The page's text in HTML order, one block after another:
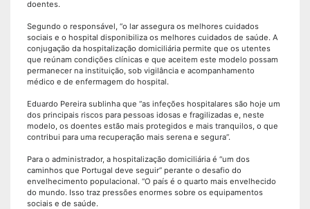
doentes.
Segundo o responsável, “o lar assegura os melhores cuidados
sociais e o hospital disponibiliza os melhores cuidados de saúde. A
conjugação da hospitalização domiciliária permite que os utentes
que reúnam condições clínicas e que aceitem este modelo possam
permanecer na instituição, sob vigilância e acompanhamento
médico e de enfermagem do hospital.
Eduardo Pereira sublinha que “as infeções hospitalares são hoje um
dos principais riscos para pessoas idosas e fragilizadas e, neste
modelo, os doentes estão mais protegidos e mais tranquilos, o que
contribui para uma recuperação mais serena e segura”.
Para o administrador, a hospitalização domiciliária é “um dos
caminhos que Portugal deve seguir” perante o desafio do
envelhecimento populacional. “O país é o quarto mais envelhecido
do mundo. Isso traz pressões enormes sobre os equipamentos
sociais e de saúde.